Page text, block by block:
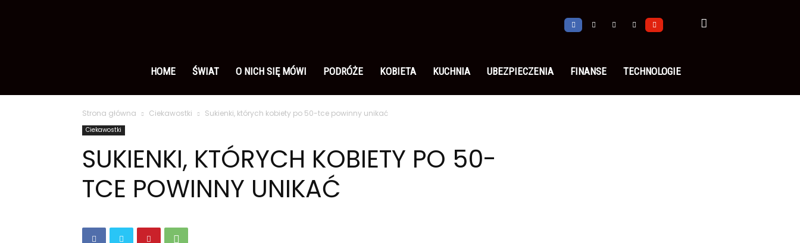
polsku
HOME ŚWIAT O NICH SIĘ MÓWI PODRÓŻE KOBIETA KUCHNIA UBEZPIECZENIA FINANSE TECHNOLOGIE
Strona główna Ciekawostki Sukienki, których kobiety po 50-tce powinny unikać
Ciekawostki
SUKIENKI, KTÓRYCH KOBIETY PO 50-
TCE POWINNY UNIKAĆ